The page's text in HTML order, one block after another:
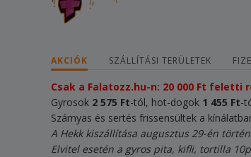
AKCIÓK SZÁLLÍTÁSI TERÜLETEK
Csak a Falatozz.hu-n: 20 000 Ft feletti
Gyrosok 2 575 Ft-tól, hot-dogok 1 455 Ft-
Szárnyas és sertés frissensültek a
A Hekk kiszállítása augusztus 29-én
Elvitel esetén a gyros pita, kifli, tortilla